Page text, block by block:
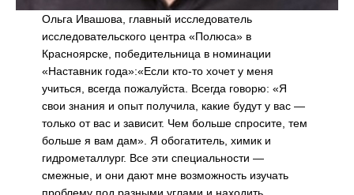
Ольга Ивашова, главный исследователь
исследовательского центра «Полюса» в
Красноярске, победительница в номинации
«Наставник года»:«Если кто-то хочет у меня
учиться, всегда пожалуйста. Всегда говорю: «Я
свои знания и опыт получила, какие будут у вас —
только от вас и зависит. Чем больше спросите, тем
больше я вам дам». Я обогатитель, химик и
гидрометаллург. Все эти специальности —
смежные, и они дают мне возможность изучать